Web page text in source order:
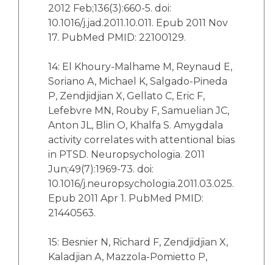
2012 Feb;136(3):660-5. doi:
10.1016/j.jad.2011.10.011. Epub 2011 Nov
17. PubMed PMID: 22100129.
14: El Khoury-Malhame M, Reynaud E,
Soriano A, Michael K, Salgado-Pineda
P, Zendjidjian X, Gellato C, Eric F,
Lefebvre MN, Rouby F, Samuelian JC,
Anton JL, Blin O, Khalfa S. Amygdala
activity correlates with attentional bias
in PTSD. Neuropsychologia. 2011
Jun;49(7):1969-73. doi:
10.1016/j.neuropsychologia.2011.03.025.
Epub 2011 Apr 1. PubMed PMID:
21440563.
15: Besnier N, Richard F, Zendjidjian X,
Kaladjian A, Mazzola-Pomietto P,